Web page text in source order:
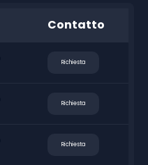
Contatto
Richiesta
Richiesta
Richiesta